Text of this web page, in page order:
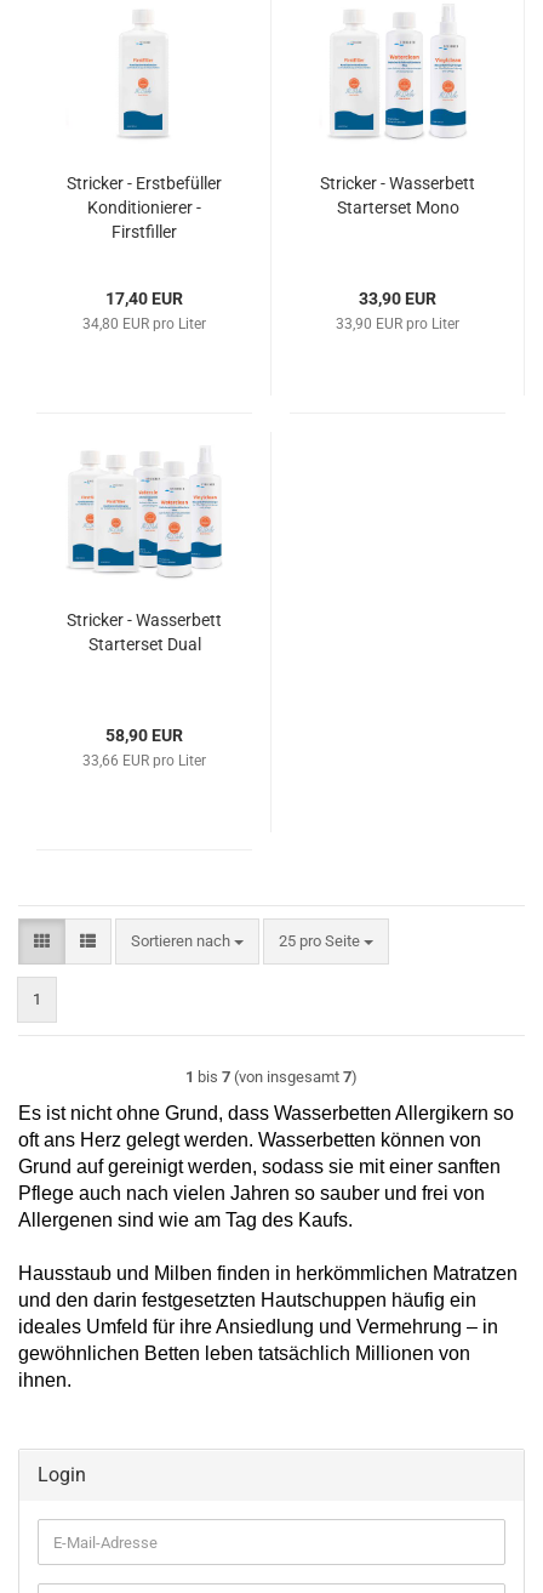
Stricker - Erstbefüller
Konditionierer -
Firstfiller
17,40 EUR
34,80 EUR pro Liter
Stricker - Wasserbett
Starterset Mono
33,90 EUR
33,90 EUR pro Liter
Stricker - Wasserbett
Starterset Dual
58,90 EUR
33,66 EUR pro Liter
Sortieren nach
Sortieren nach 25 pro Seite
pro Seite
1
1 bis 7 (von insgesamt 7)
Es ist nicht ohne Grund, dass Wasserbetten Allergikern so
oft ans Herz gelegt werden. Wasserbetten können von
Grund auf gereinigt werden, sodass sie mit einer sanften
Pflege auch nach vielen Jahren so sauber und frei von
Allergenen sind wie am Tag des Kaufs.
Hausstaub und Milben finden in herkömmlichen Matratzen
und den darin festgesetzten Hautschuppen häufig ein
ideales Umfeld für ihre Ansiedlung und Vermehrung – in
gewöhnlichen Betten leben tatsächlich Millionen von
ihnen.
Login
E-
Mail-
Adresse